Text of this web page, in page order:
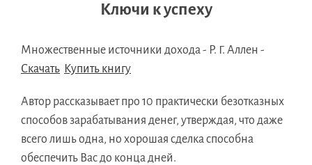
Ключи к успеху
Множественные источники дохода - Р. Г. Аллен -
Скачать Купить книгу
Автор рассказывает про 10 практически безотказных
способов зарабатывания денег, утверждая, что даже
всего лишь одна, но хорошая сделка способна
обеспечить Вас до конца дней.